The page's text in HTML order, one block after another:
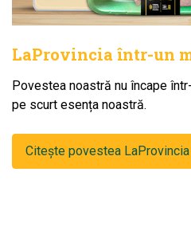
LaProvincia într-un
Povestea noastră nu încape
pe scurt esența noastră.
Citește povestea LaProvincia